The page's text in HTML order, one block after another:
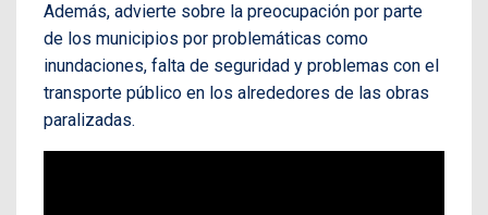
Además, advierte sobre la preocupación por parte
de los municipios por problemáticas como
inundaciones, falta de seguridad y problemas con el
transporte público en los alrededores de las obras
paralizadas.